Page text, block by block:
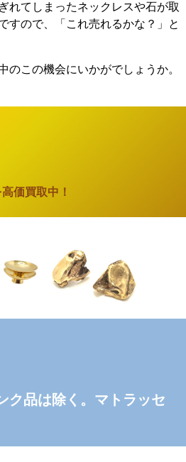
れてしまったネックレスや石が取
すので、「これ売れるかな？」と
この機会にいかがでしょうか。
価買取中！
ク品は除く。マトラッセ